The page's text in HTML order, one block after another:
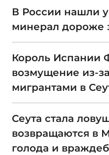
В России нашли
минерал дороже
Король Испании
возмущение из-
мигрантами в
Сеута стала
возвращаются в
голода и